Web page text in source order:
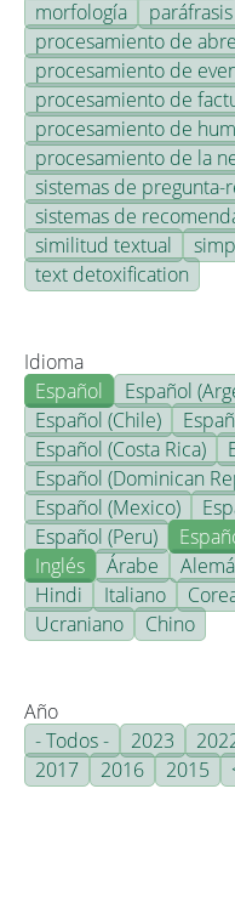
morfología
paráfrasis
procesamiento de
procesamiento de
procesamiento de
procesamiento de
procesamiento de la
sistemas de pregunta-
sistemas de
similitud textual
text detoxification
Idioma
Español
Español
Español (Chile)
Español (Costa Rica)
Español (Dominican
Español (Mexico)
Español (Peru)
Inglés
Árabe
Hindi
Italiano
Ucraniano
Chino
Año
- Todos -
2023
2017
2016 2015